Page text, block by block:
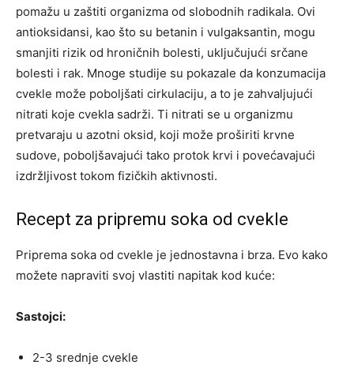
pomažu u zaštiti organizma od slobodnih radikala. Ovi
antioksidansi, kao što su betanin i vulgaksantin, mogu
smanjiti rizik od hroničnih bolesti, uključujući srčane
bolesti i rak. Mnoge studije su pokazale da konzumacija
cvekle može poboljšati cirkulaciju, a to je zahvaljujući
nitrati koje cvekla sadrži. Ti nitrati se u organizmu
pretvaraju u azotni oksid, koji može proširiti krvne
sudove, poboljšavajući tako protok krvi i povećavajući
izdržljivost tokom fizičkih aktivnosti.
Recept za pripremu soka od cvekle
Priprema soka od cvekle je jednostavna i brza. Evo kako
možete napraviti svoj vlastiti napitak kod kuće:
Sastojci:
2-3 srednje cvekle